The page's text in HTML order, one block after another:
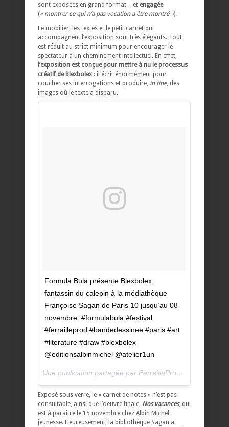
sont exposées en grand format – et engagée
(« montrer ce qui n’a pas vocation a être montré »).
Le mobilier, les textes et le petit carnet qui
accompagnent l’exposition sont très élégants. Tout
est réduit au strict minimum pour encourager le
spectateur à un cheminement intellectuel. En effet,
l’exposition est conçue pour mettre à nu le processus
créatif de Blexbolex: il écrit énormément pour
coucher ses interrogations et produire, in fine, des
images où le texte a disparu.
Formula Bula présente Blexbolex,
fantassin du calepin à la médiathèque
Françoise Sagan de Paris 10 jusqu’au 08
novembre. #formulabula #festival
#ferrailleprod #bandedessinee #paris #art
#literature #draw #blexbolex
@editionsalbinmichel @atelier1un
Une publication partagée par FerrailleProd/Formula Bula (@ferrailleprod) le
Exposé sous verre, le « carnet de notes » n’est pas
consultable, ainsi que l’oeuvre finale, Nos vacances, qui
est à paraître le 15 novembre chez Albin Michel
jeunesse. Heureusement, la bibliothèque Sagan a